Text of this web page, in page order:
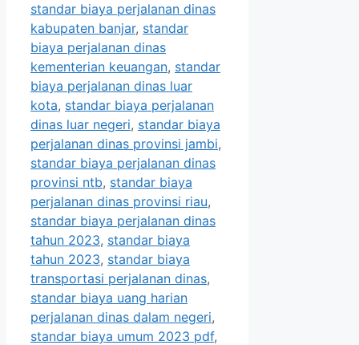
standar biaya perjalanan dinas
kabupaten banjar, standar
biaya perjalanan dinas
kementerian keuangan, standar
biaya perjalanan dinas luar
kota, standar biaya perjalanan
dinas luar negeri, standar biaya
perjalanan dinas provinsi jambi,
standar biaya perjalanan dinas
provinsi ntb, standar biaya
perjalanan dinas provinsi riau,
standar biaya perjalanan dinas
tahun 2023, standar biaya
tahun 2023, standar biaya
transportasi perjalanan dinas,
standar biaya uang harian
perjalanan dinas dalam negeri,
standar biaya umum 2023 pdf,